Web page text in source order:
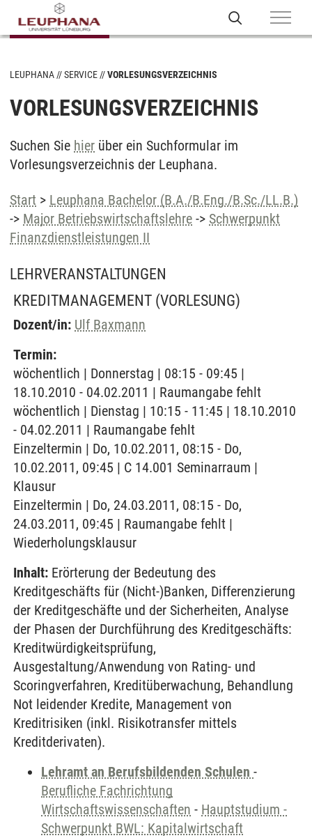
LEUPHANA SERVICE VORLESUNGSVERZEICHNIS
VORLESUNGSVERZEICHNIS
Suchen Sie hier über ein Suchformular im
Vorlesungsverzeichnis der Leuphana.
Start > Leuphana Bachelor (B.A./B.Eng./B.Sc./LL.B.)
-> Major Betriebswirtschaftslehre -> Schwerpunkt
Finanzdienstleistungen II
LEHRVERANSTALTUNGEN
KREDITMANAGEMENT (VORLESUNG)
Dozent/in: Ulf Baxmann
Termin:
wöchentlich | Donnerstag | 08:15 - 09:45 |
18.10.2010 - 04.02.2011 | Raumangabe fehlt
wöchentlich | Dienstag | 10:15 - 11:45 | 18.10.2010
- 04.02.2011 | Raumangabe fehlt
Einzeltermin | Do, 10.02.2011, 08:15 - Do,
10.02.2011, 09:45 | C 14.001 Seminarraum |
Klausur
Einzeltermin | Do, 24.03.2011, 08:15 - Do,
24.03.2011, 09:45 | Raumangabe fehlt |
Wiederholungsklausur
Inhalt: Erörterung der Bedeutung des
Kreditgeschäfts für (Nicht-)Banken, Differenzierung
der Kreditgeschäfte und der Sicherheiten, Analyse
der Phasen der Durchführung des Kreditgeschäfts:
Kreditwürdigkeitsprüfung,
Ausgestaltung/Anwendung von Rating- und
Scoringverfahren, Kreditüberwachung, Behandlung
Not leidender Kredite, Management von
Kreditrisiken (inkl. Risikotransfer mittels
Kreditderivaten).
Lehramt an Berufsbildenden Schulen -
Berufliche Fachrichtung
Wirtschaftswissenschaften - Hauptstudium -
Schwerpunkt BWL: Kapitalwirtschaft